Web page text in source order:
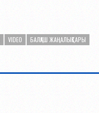
VIDEO
БАЛҚАШ ЖАҢАЛЫҚТАРЫ